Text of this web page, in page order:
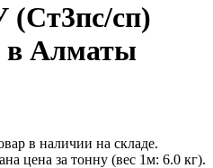
сп)
в Алматы
в наличии на складе.
цена за тонну (вес 1м: 6.0 кг).